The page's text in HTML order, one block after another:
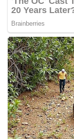
Melalui
maupun
perayaan
diwarnai
dan
Polri